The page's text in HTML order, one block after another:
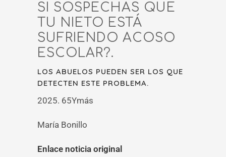
SI SOSPECHAS QUE
TU NIETO ESTÁ
SUFRIENDO ACOSO
ESCOLAR?.
LOS ABUELOS PUEDEN SER LOS QUE
DETECTEN ESTE PROBLEMA.
2025. 65Ymás
María Bonillo
Enlace noticia original